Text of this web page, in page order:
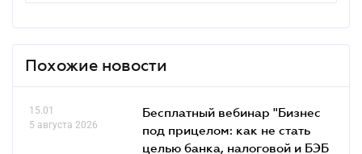
Похожие новости
15.01
5 августа 2026
Бесплатный вебинар "Бизнес
под прицелом: как не стать
целью банка, налоговой и БЭБ